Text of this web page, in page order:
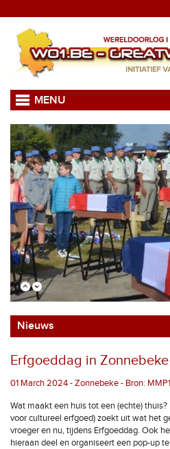
MENU
Nieuws
Erfgoeddag in Zonnebeke
01 March 2024 - Zonnebeke - Bron:
Wat maakt een huis tot een (echte)
voor cultureel erfgoed) zoekt uit wat het
vroeger en nu, tijdens Erfgoeddag. Ook
hieraan deel en organiseert een pop-up